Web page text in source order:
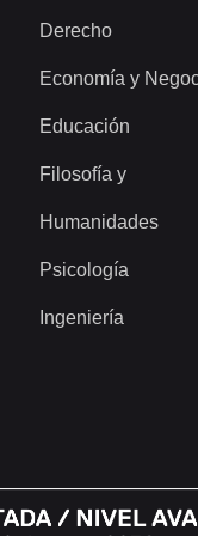
Derecho
Economía y
Educación
Filosofía y
Humanidades
Psicología
Ingeniería